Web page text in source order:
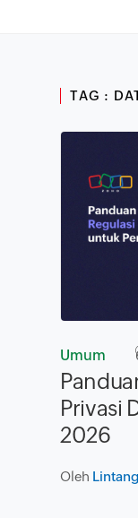
TAG :
Umum
Privasi
2026
Oleh